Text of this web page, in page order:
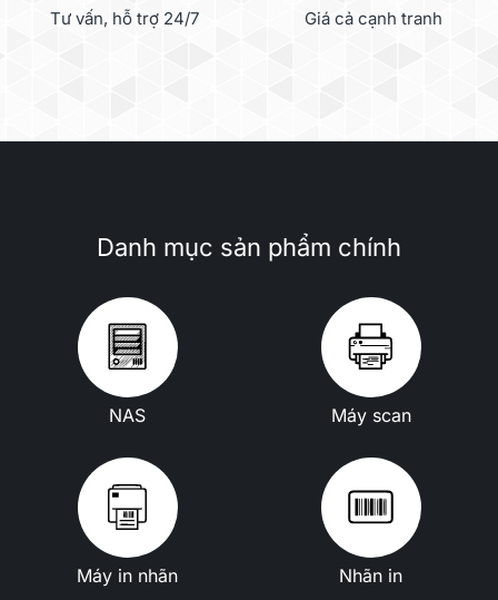
Tư vấn, hỗ trợ 24/7 Giá cả cạnh tranh
Danh mục sản phẩm chính
NAS Máy scan
Máy in nhãn Nhãn in